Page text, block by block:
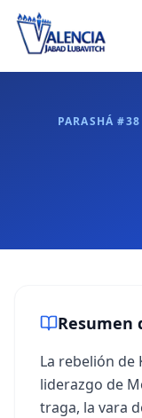
PARASHÁ #38
Resumen
La rebelión de
liderazgo de
traga, la vara